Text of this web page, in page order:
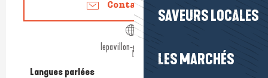
SAVEURS LOCALES
LES MARCHÉS
Contactez-nous
lepavillon-guerande.fr
Langues parlées
Langues parlées